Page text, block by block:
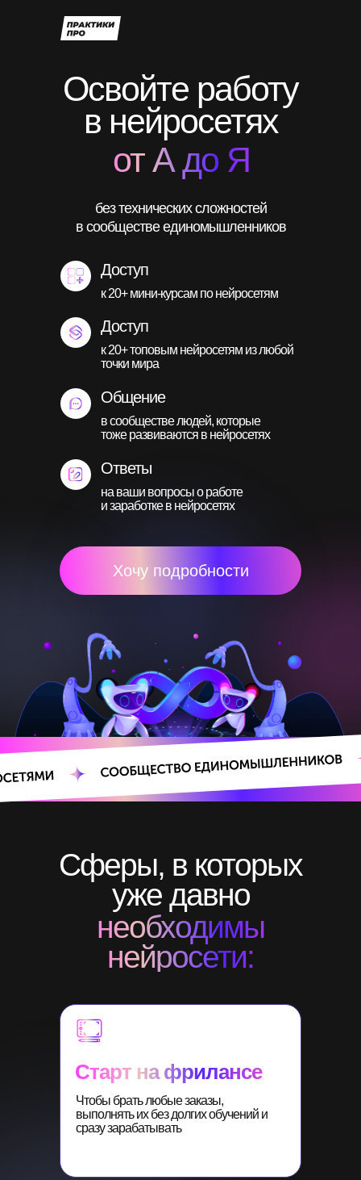
Освойте работу
в нейросетях
от А до Я
Общение
в сообществе людей, которые
тоже развиваются в нейросетях
без технических сложностей
в сообществе единомышленников
Хочу подробности
Ответы
на ваши вопросы о работе
и заработке в нейросетях
Доступ
к 20+ топовым нейросетям из любой
точки мира
Доступ
к 20+ мини-курсам по нейросетям
Сферы, в которых
уже давно
необходимы
нейросети:
Старт на фрилансе
Чтобы брать любые заказы,
выполнять их без долгих обучений и
сразу зарабатывать